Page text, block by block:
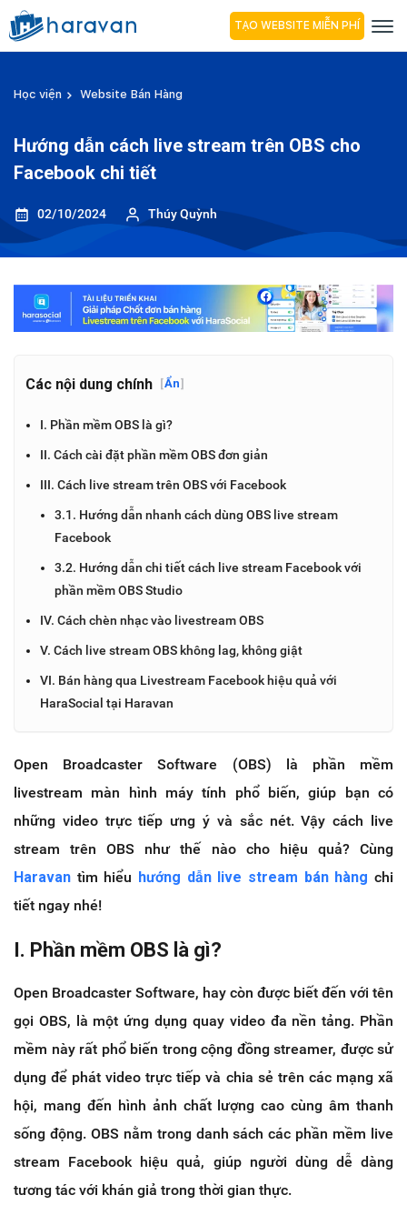
TẠO WEBSITE MIỄN PHÍ
Học viện Website Bán Hàng
Hướng dẫn cách live stream trên OBS cho
Facebook chi tiết
02/10/2024 Thúy Quỳnh
Các nội dung chính [Ẩn]
I. Phần mềm OBS là gì?
II. Cách cài đặt phần mềm OBS đơn giản
III. Cách live stream trên OBS với Facebook
3.1. Hướng dẫn nhanh cách dùng OBS live stream
Facebook
3.2. Hướng dẫn chi tiết cách live stream Facebook với
phần mềm OBS Studio
IV. Cách chèn nhạc vào livestream OBS
V. Cách live stream OBS không lag, không giật
VI. Bán hàng qua Livestream Facebook hiệu quả với
HaraSocial tại Haravan
Open Broadcaster Software (OBS) là phần mềm
livestream màn hình máy tính phổ biến, giúp bạn có
những video trực tiếp ưng ý và sắc nét. Vậy cách live
stream trên OBS như thế nào cho hiệu quả? Cùng
Haravan tìm hiểu hướng dẫn live stream bán hàng chi
tiết ngay nhé!
I. Phần mềm OBS là gì?
Open Broadcaster Software, hay còn được biết đến với tên
gọi OBS, là một ứng dụng quay video đa nền tảng. Phần
mềm này rất phổ biến trong cộng đồng streamer, được sử
dụng để phát video trực tiếp và chia sẻ trên các mạng xã
hội, mang đến hình ảnh chất lượng cao cùng âm thanh
sống động. OBS nằm trong danh sách các phần mềm live
stream Facebook hiệu quả, giúp người dùng dễ dàng
tương tác với khán giả trong thời gian thực.